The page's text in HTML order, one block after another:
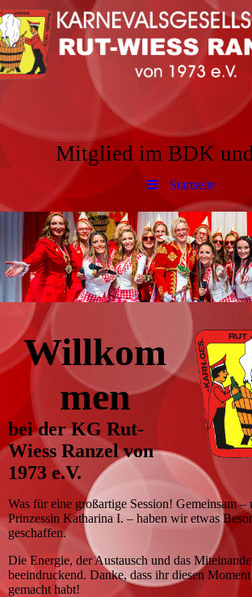
Mitglied im BDK
Startseite
Willkom
men
bei der KG Rut-
Wiess Ranzel von
1973 e.V.
Was für eine großartige Session! Gemeinsam –
Prinzessin Katharina I. – haben wir etwas
geschaffen.
Die Energie, der Austausch und das
beeindruckend. Danke, dass ihr diesen
gemacht habt!